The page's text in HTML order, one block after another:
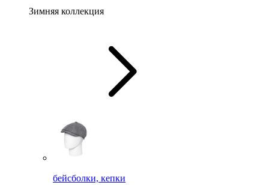
Зимняя коллекция
бейсболки, кепки